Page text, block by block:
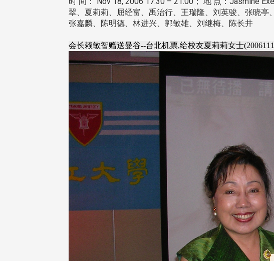
翠、夏莉莉、屈经富、禹治行、王瑞隆、刘英骏、张晓
张嘉麟、陈明德、林进兴、郭敏雄、刘继梅、陈长井
会长赖敏智赠送曼谷--台北机票,给校友夏莉莉女士